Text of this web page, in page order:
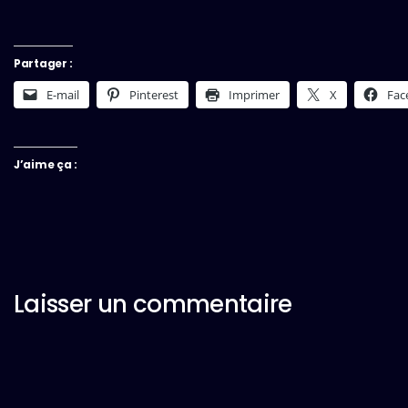
Partager :
E-mail Pinterest Imprimer X
J’aime ça :
Laisser un commentaire